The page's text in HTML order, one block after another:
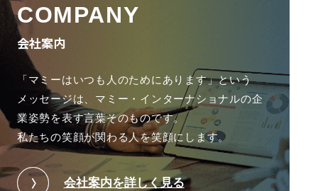
COMPANY
会社案内
「マミーはいつも人のためにあります」という
メッセージは、 マミー・インターナショナルの企
業姿勢を表す言葉そのものです。
私たちの笑顔が関わる人を笑顔にします。
会社案内を詳しく見る